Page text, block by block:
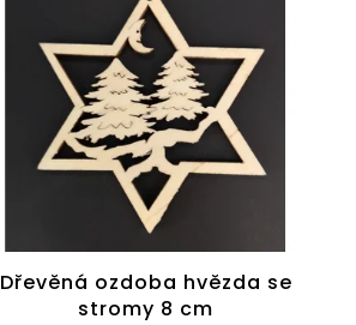
Dřevěná ozdoba hvězda se
stromy 8 cm